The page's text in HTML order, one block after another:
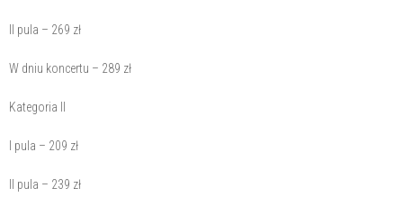
II pula – 269 zł
W dniu koncertu – 289 zł
Kategoria II
I pula – 209 zł
II pula – 239 zł